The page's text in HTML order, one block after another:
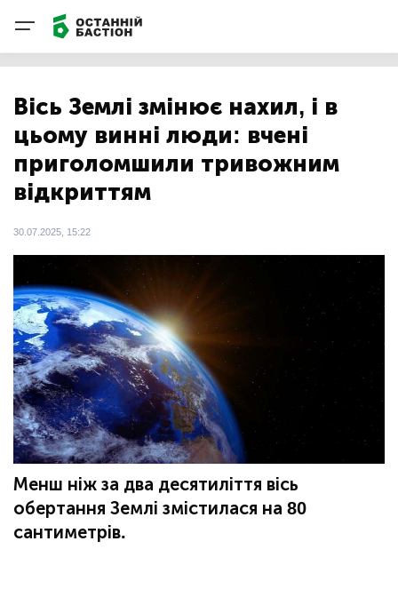
Вісь Землі змінює нахил, і в
цьому винні люди: вчені
приголомшили тривожним
відкриттям
30.07.2025, 15:22
Менш ніж за два десятиліття вісь
обертання Землі змістилася на 80
сантиметрів.